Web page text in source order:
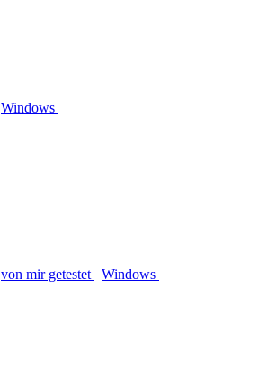
Windows
von mir getestet
Windows